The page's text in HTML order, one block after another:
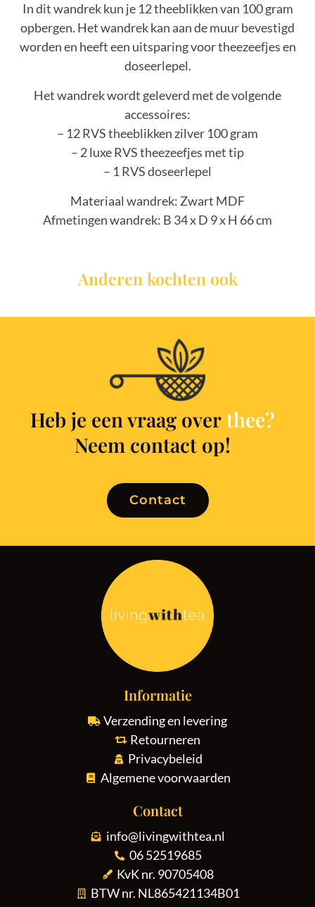
In dit wandrek kun je 12 theeblikken van 100 gram
opbergen. Het wandrek kan aan de muur bevestigd
worden en heeft een uitsparing voor theezeefjes en
doseerlepel.
Het wandrek wordt geleverd met de volgende
accessoires:
– 12 RVS theeblikken zilver 100 gram
– 2 luxe RVS theezeefjes met tip
– 1 RVS doseerlepel
Materiaal wandrek: Zwart MDF
Afmetingen wandrek: B 34 x D 9 x H 66 cm
Anderen kochten ook
Heb je een vraag over thee?
Neem contact op!
Contact
Informatie
Verzending en levering
Retourneren
Privacybeleid
Algemene voorwaarden
Contact
info@livingwithtea.nl
06 52519685
KvK nr. 90705408
BTW nr. NL865421134B01